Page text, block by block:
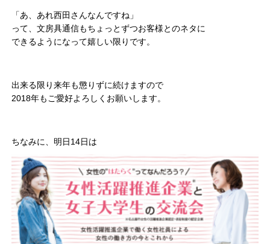
「あ、あれ西田さんなんですね」
って、文房具通信もちょっとずつお客様とのネタに
できるようになって嬉しい限りです。
出来る限り来年も懲りずに続けますので
2018年もご愛好よろしくお願いします。
ちなみに、明日14日は